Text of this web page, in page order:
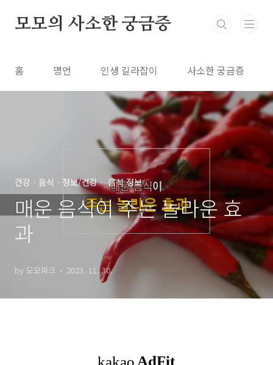
모모의 사소한 궁금증
홈 명언 인생 길라잡이 사소한 궁금증
건강ㆍ음식ㆍ정보/건강ㆍ 음식 정보
매운 음식이 주는 놀라운 효
과
by 모모파크 2023. 11. 30.